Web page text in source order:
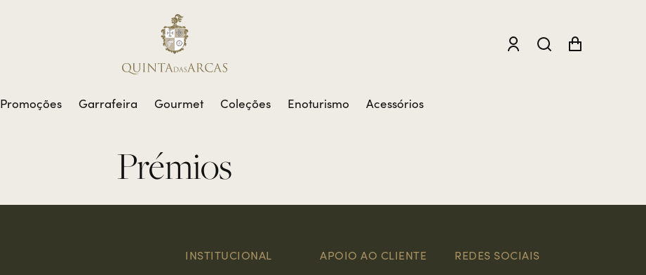
Promoções Garrafeira Gourmet Coleções Enoturismo Acessórios
Prémios
INSTITUCIONAL APOIO AO CLIENTE REDES SOCIAIS